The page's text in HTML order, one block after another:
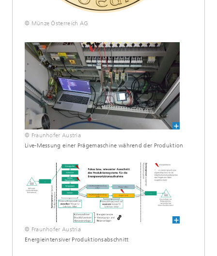
© Münze Österreich AG
© Fraunhofer Austria
Live-Messung einer Prägemaschine während der Produktion
© Fraunhofer Austria
Energieintensiver Produktionsabschnitt